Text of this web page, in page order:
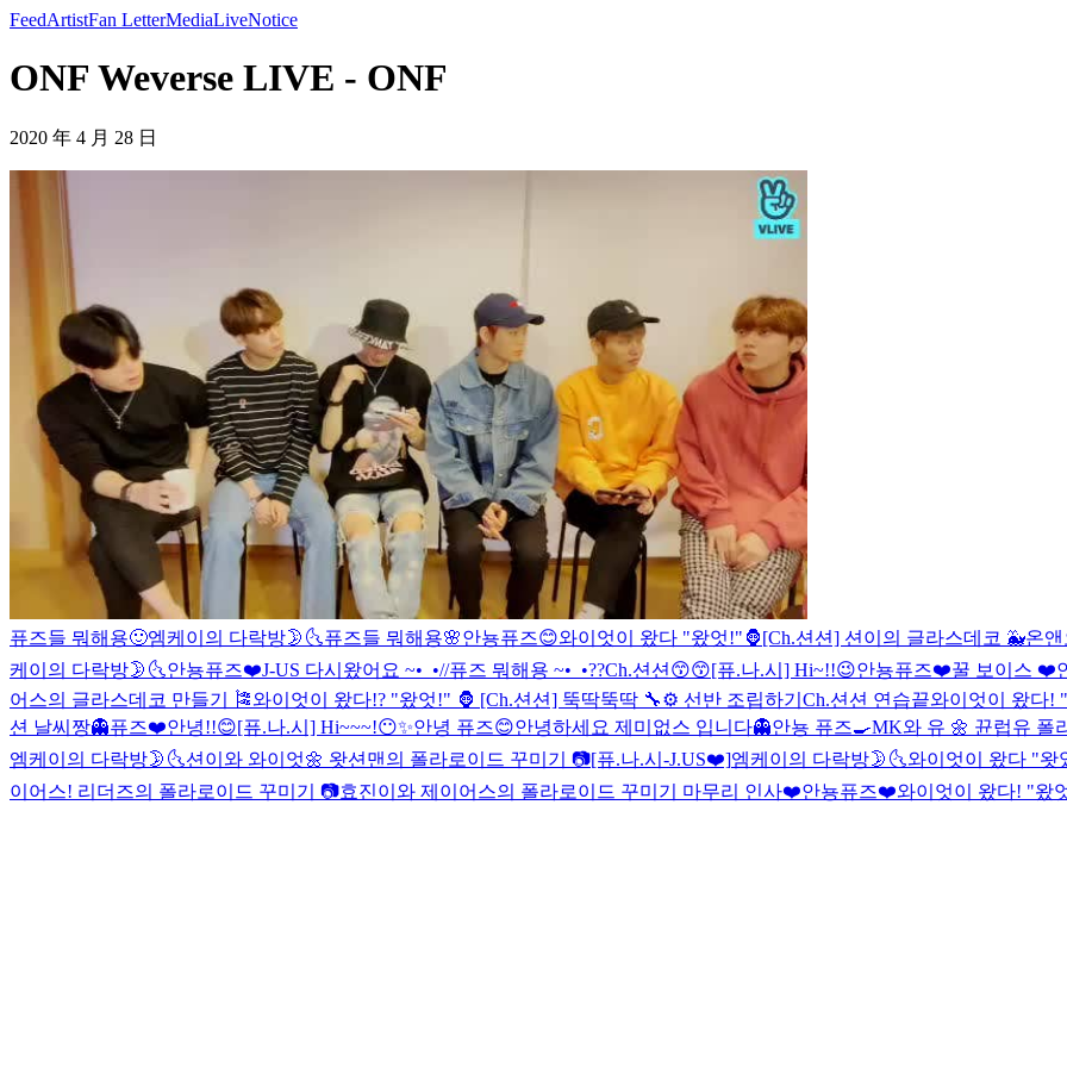
FeedArtistFan LetterMediaLiveNotice
ONF Weverse LIVE - ONF
2020 年 4 月 28 日
퓨즈들 뭐해용🙂엠케이의 다락방🌛🌜퓨즈들 뭐해용🌸안뇽퓨즈😊와이엇이 왔다 "왔엇!"🦍[Ch.션션] 션이의 글라스데코 🐳온
케이의 다락방🌛🌜안뇽퓨즈❤️J-US 다시왔어요 ~•_•//퓨즈 뭐해용 ~•_•??Ch.션션😙😙[퓨.나.시] Hi~!!😉안뇽퓨즈❤️꿀 보이스 ❤️
어스의 글라스데코 만들기 🎏와이엇이 왔다!? "왔엇!" 🦍 [Ch.션션] 뚝딱뚝딱 🔧⚙ 선반 조립하기 Ch.션션 연습끝와이엇이 왔다!
션 날씨짱👻퓨즈❤️안녕!!😊[퓨.나.시] Hi~~~!😶✨안녕 퓨즈😊안녕하세요 제미없스 입니다👻안뇽 퓨즈🍳MK와 유 🌼 뀬럽유 폴
엠케이의 다락방🌛🌜션이와 와이엇🌼 왓션맨의 폴라로이드 꾸미기 📷[퓨.나.시-J.US❤️]엠케이의 다락방🌛🌜와이엇이 왔다 "왓
이어스! 리더즈의 폴라로이드 꾸미기 📷효진이와 제이어스의 폴라로이드 꾸미기 마무리 인사❤️안뇽퓨즈❤️와이엇이 왔다! "왔